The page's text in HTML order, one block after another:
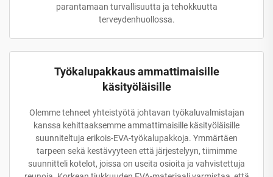
parantamaan turvallisuutta ja tehokkuutta
terveydenhuollossa.
Työkalupakkaus ammattimaisille
käsityöläisille
Olemme tehneet yhteistyötä johtavan työkaluvalmistajan
kanssa kehittaaksemme ammattimaisille käsityöläisille
suunniteltuja erikois-EVA-työkalupakkoja. Ymmärtäen
tarpeen sekä kestävyyteen että järjestelyyn, tiimimme
suunnitteli kotelot, joissa on useita osioita ja vahvistettuja